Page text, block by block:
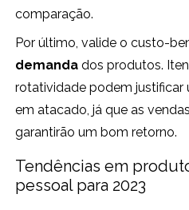
comparação.
Por último, valide o custo-
demanda dos produtos.
rotatividade podem justificar
em atacado, já que as
garantirão um bom retorno.
Tendências em
pessoal para 2023